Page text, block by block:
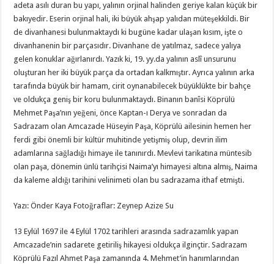
adeta asılı duran bu yapı, yalının orjinal halinden geriye kalan küçük bir
bakıyedir. Eserin orjinal hali, iki büyük ahşap yalıdan müteşekkildi. Bir
de divanhanesi bulunmaktaydı ki bugüne kadar ulaşan kısım, işte o
divanhanenin bir parçasıdır. Divanhane de yatılmaz, sadece yalıya
gelen konuklar ağırlanırdı. Yazık ki, 19. yy.da yalının aslî unsurunu
oluşturan her iki büyük parça da ortadan kalkmıştır. Ayrıca yalının arka
tarafında büyük bir hamam, cirit oynanabilecek büyüklükte bir bahçe
ve oldukça geniş bir koru bulunmaktaydı. Binanın banîsi Köprülü
Mehmet Paşa’nın yeğeni, önce Kaptan-ı Derya ve sonradan da
Sadrazam olan Amcazade Hüseyin Paşa, Köprülü ailesinin hemen her
ferdi gibi önemli bir kültür muhitinde yetişmiş olup, devrin ilim
adamlarına sağladığı himaye ile tanınırdı. Mevlevi tarikatına müntesib
olan paşa, dönemin ünlü tarihçisi Naima’yı himayesi altına almış, Naima
da kaleme aldığı tarihini velinimeti olan bu sadrazama ithaf etmişti.
Yazı: Önder Kaya Fotoğraflar: Zeynep Azize Su
13 Eylül 1697 ile 4 Eylül 1702 tarihleri arasında sadrazamlık yapan
Amcazade’nin sadarete getiriliş hikayesi oldukça ilginçtir. Sadrazam
Köprülü Fazıl Ahmet Paşa zamanında 4. Mehmet’in hanımlarından